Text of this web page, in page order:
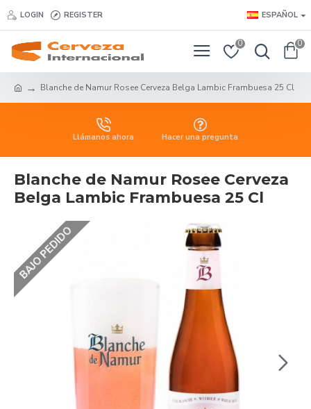
LOGIN REGISTER ESPAÑOL
0 0
Blanche de Namur Rosee Cerveza Belga Lambic Frambuesa 25 Cl
Llámanos ahora Hacer una pregunta
Blanche de Namur Rosee Cerveza
Belga Lambic Frambuesa 25 Cl
BAJO PEDIDO